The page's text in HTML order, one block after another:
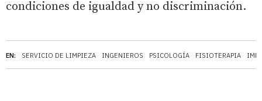
EN: SERVICIO DE LIMPIEZA INGENIEROS PSICOLOGÍA FISIOTERAPIA
condiciones de igualdad y no discriminación.